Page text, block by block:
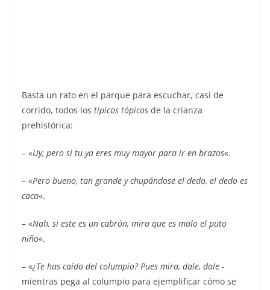
Basta un rato en el parque para escuchar, casi de
corrido, todos los típicos tópicos de la crianza
prehistórica:
– «Uy, pero si tu ya eres muy mayor para ir en brazos«.
– «Pero bueno, tan grande y chupándose el dedo, el dedo es
caca«.
– «Nah, si este es un cabrón, mira que es malo el puto
niño«.
– «¿Te has caído del columpio? Pues mira, dale, dale -
mientras pega al columpio para ejemplificar cómo se